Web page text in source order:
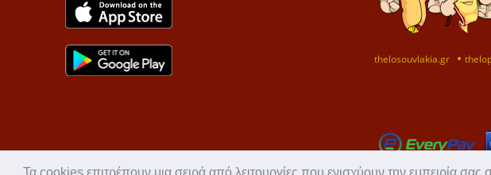
Τα cookies επιτρέπουν μια σειρά από λειτουργίες που ενισχύουν την εμπειρία
thelosouvlakia.gr